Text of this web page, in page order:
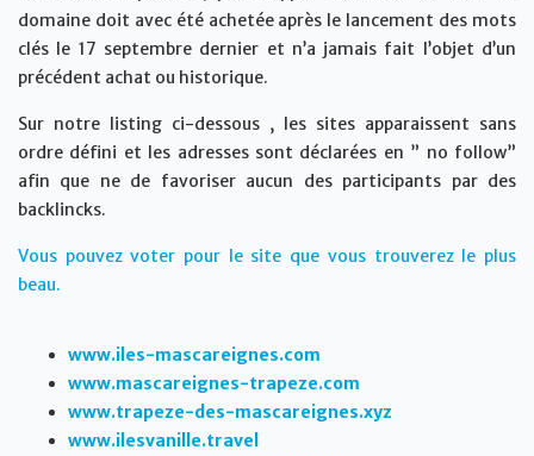
domaine doit avec été achetée après le lancement des mots
clés le 17 septembre dernier et n’a jamais fait l’objet d’un
précédent achat ou historique.
Sur notre listing ci-dessous , les sites apparaissent sans
ordre défini et les adresses sont déclarées en ” no follow”
afin que ne de favoriser aucun des participants par des
backlincks.
Vous pouvez voter pour le site que vous trouverez le plus
beau.
www.iles-mascareignes.com
www.mascareignes-trapeze.com
www.trapeze-des-mascareignes.xyz
www.ilesvanille.travel